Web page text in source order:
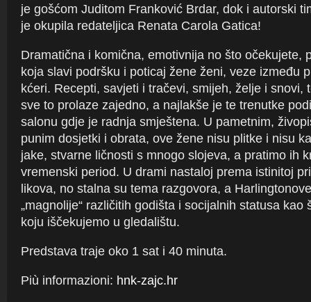
je gošćom Juditom Franković Brdar, dok i autorski
je okupila redateljica Renata Carola Gatica!
Dramatična i komična, emotivnija no što očekujete,
koja slavi podršku i poticaj žene ženi, veze između
kćeri. Recepti, savjeti i tračevi, smijeh, želje i snovi,
sve to prolaze zajedno, a najlakše je te trenutke
salonu gdje je radnja smještena. U pametnim,
punim dosjetki i obrata, ove žene nisu plitke i nisu
jake, stvarne ličnosti s mnogo slojeva, a pratimo ih
vremenski period. U drami nastaloj prema istinitoj
likova, no stalna su tema razgovora, a
„magnolije“ različitih godišta i socijalnih statusa kao
koju iščekujemo u gledalištu.
Predstava traje oko 1 sat i 40 minuta.
Più informazioni: hnk-zajc.hr